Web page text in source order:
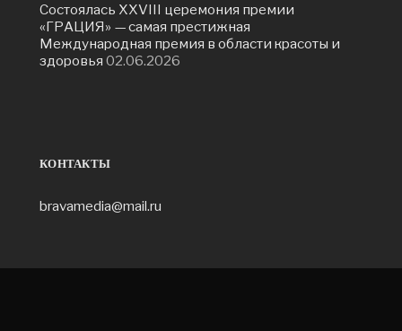
Состоялась ХXVIII церемония премии
«ГРАЦИЯ» — самая престижная
Международная премия в области красоты и
здоровья 02.06.2026
КОНТАКТЫ
bravamedia@mail.ru